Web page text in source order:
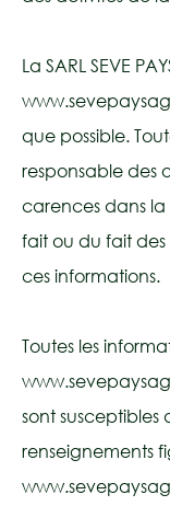
La SARL SEVE
que possible.
responsable des
carences dans la
fait ou du fait des
ces informations.
Toutes les
sont susceptibles
renseignements